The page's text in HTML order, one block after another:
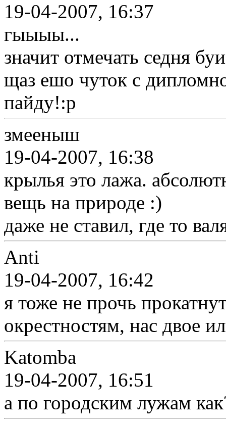
19-04-2007, 16:37
гыыыы...
значит отмечать седня
щаз ешо чуток с
пайду!:p
змееныш
19-04-2007, 16:38
крылья это лажа.
вещь на природе :)
даже не ставил, где то
Anti
19-04-2007, 16:42
я тоже не прочь
окрестностям, нас двое
Katomba
19-04-2007, 16:51
а по городским лужам